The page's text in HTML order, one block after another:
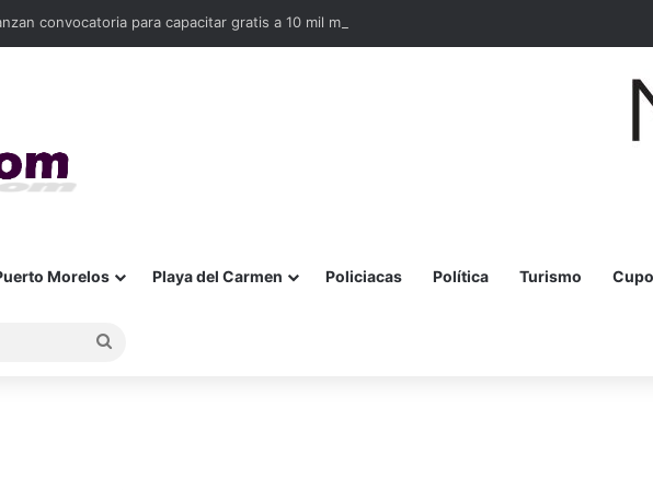
convocatoria para capacitar gratis a 10 mil mujeres en bordado maya en Quintana Roo
Morelos Playa del Carmen Policiacas Política Turismo